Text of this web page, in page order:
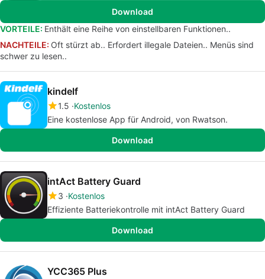
Download
VORTEILE: Enthält eine Reihe von einstellbaren Funktionen..
NACHTEILE: Oft stürzt ab.. Erfordert illegale Dateien.. Menüs sind
schwer zu lesen..
kindelf
1.5 Kostenlos
Eine kostenlose App für Android, von Rwatson.
Download
intAct Battery Guard
3 Kostenlos
Effiziente Batteriekontrolle mit intAct Battery Guard
Download
YCC365 Plus